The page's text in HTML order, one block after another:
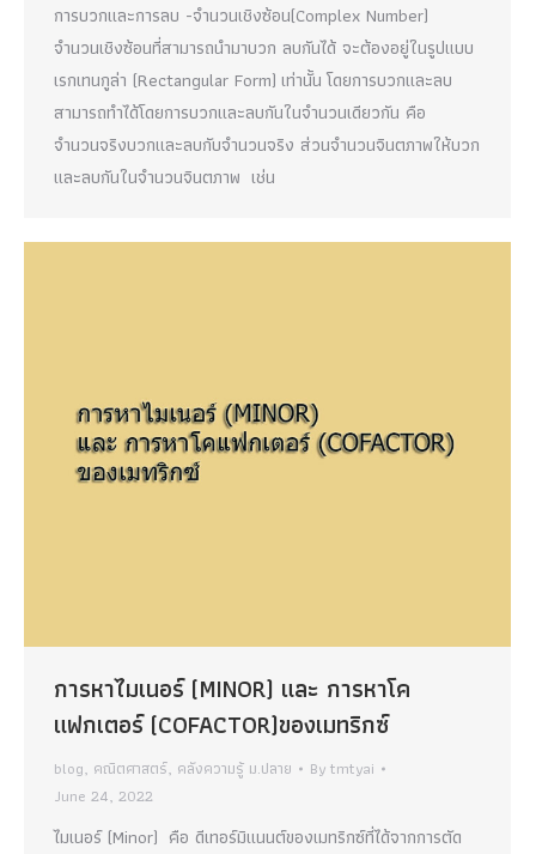
การบวกและการลบ -จำนวนเชิงซ้อน(Complex Number)
จำนวนเชิงซ้อนที่สามารถนำมาบวก ลบกันได้ จะต้องอยู่ในรูปแบบ
เรกเทนกูล่า (Rectangular Form) เท่านั้น โดยการบวกและลบ
สามารถทำได้โดยการบวกและลบกันในจำนวนเดียวกัน คือ
จำนวนจริงบวกและลบกับจำนวนจริง ส่วนจำนวนจินตภาพให้บวก
และลบกันในจำนวนจินตภาพ เช่น
การหาไมเนอร์ (MINOR) และ การหาโค
แฟกเตอร์ (COFACTOR)ของเมทริกซ์
blog, คณิตศาสตร์, คลังความรู้ ม.ปลาย Bytmtyai
June 24, 2022
ไมเนอร์ (Minor) คือ ดีเทอร์มิแนนต์ของเมทริกซ์ที่ได้จากการตัด